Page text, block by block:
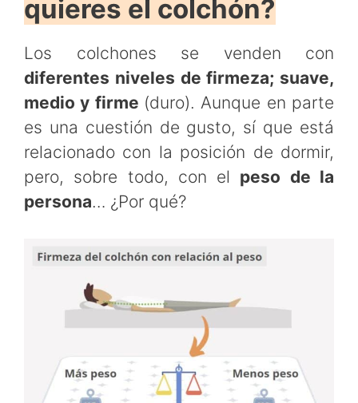
quieres el colchón?
Los colchones se venden con
diferentes niveles de firmeza; suave,
medio y firme (duro). Aunque en parte
es una cuestión de gusto, sí que está
relacionado con la posición de dormir,
pero, sobre todo, con el peso de la
persona… ¿Por qué?